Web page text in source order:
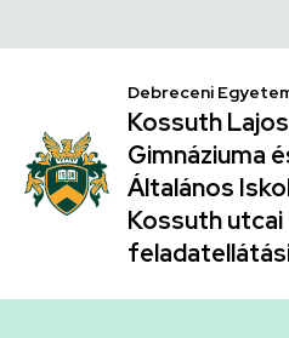
|
Kossuth
Lajos
Gyakorló
Gimnáziuma
Általános
a
Debreceni
Kossuth
Gimnáziuma
Általános
Kossuth utcai